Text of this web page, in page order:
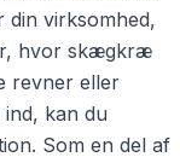
din virksomhed,
hvor skægkræ
revner eller
kan du
Som en del af